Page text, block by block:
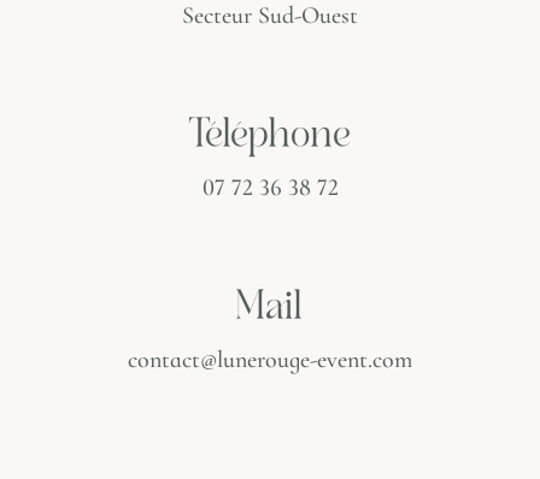
Secteur Sud-Ouest
Téléphone
07 72 36 38 72
Mail
contact@lunerouge-event.com